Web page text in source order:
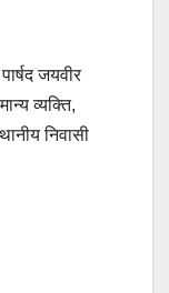
जयवीर
व्यक्ति,
निवासी